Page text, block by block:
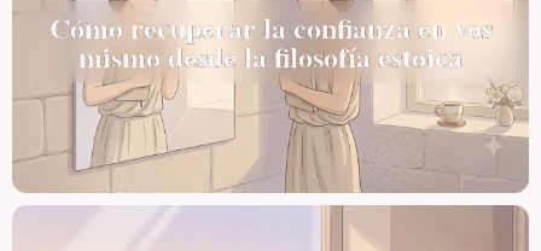
Cómo recuperar la confianza en vos
mismo desde la filosofía estoica